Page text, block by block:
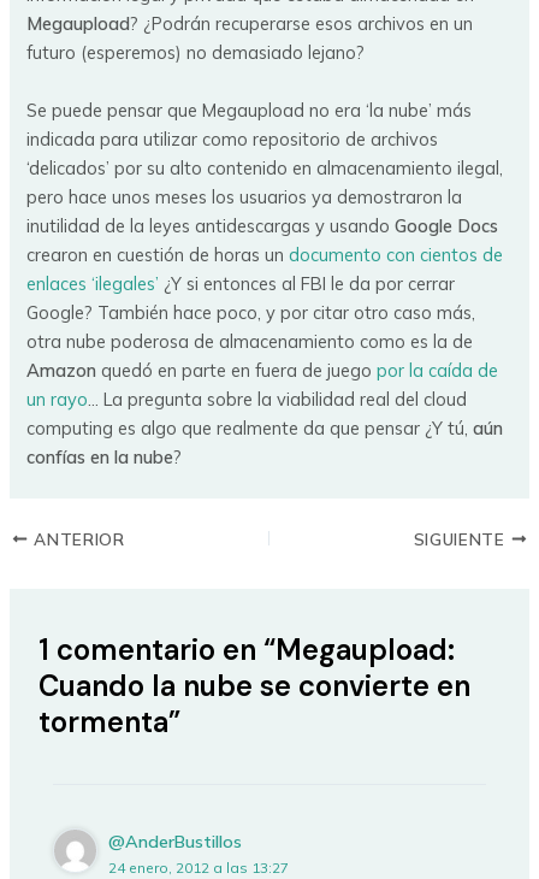
Megaupload? ¿Podrán recuperarse esos archivos en un
futuro (esperemos) no demasiado lejano?
Se puede pensar que Megaupload no era ‘la nube’ más
indicada para utilizar como repositorio de archivos
‘delicados’ por su alto contenido en almacenamiento ilegal,
pero hace unos meses los usuarios ya demostraron la
inutilidad de la leyes antidescargas y usando Google Docs
crearon en cuestión de horas undocumento con cientos de
enlaces ‘ilegales’ ¿Y si entonces al FBI le da por cerrar
Google? También hace poco, y por citar otro caso más,
otra nube poderosa de almacenamiento como es la de
Amazon quedó en parte en fuera de juegopor la caída de
un rayo … La pregunta sobre la viabilidad real del cloud
computing es algo que realmente da que pensar ¿Y tú,aún
confías en la nube?
ANTERIOR SIGUIENTE
1 comentario en “Megaupload:
Cuando la nube se convierte en
tormenta”
@AnderBustillos
24 enero, 2012 a las 13:27